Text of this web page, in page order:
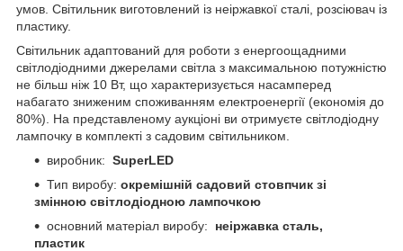
умов. Світильник виготовлений із неіржавкої сталі, розсіювач із
пластику.
Світильник адаптований для роботи з енергоощадними
світлодіодними джерелами світла з максимальною потужністю
не більш ніж 10 Вт, що характеризується насамперед
набагато зниженим споживанням електроенергії (економія до
80%). На представленому аукціоні ви отримуєте світлодіодну
лампочку в комплекті з садовим світильником.
виробник: SuperLED
Тип виробу: окремішній садовий стовпчик зі
змінною світлодіодною лампочкою
основний матеріал виробу: неіржавка сталь,
пластик